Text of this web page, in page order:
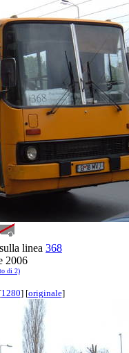
sulla linea 368
2006
di 2)
1280] [originale]